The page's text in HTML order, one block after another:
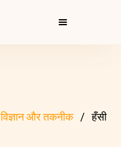
विज्ञान और तकनीक
हँसी